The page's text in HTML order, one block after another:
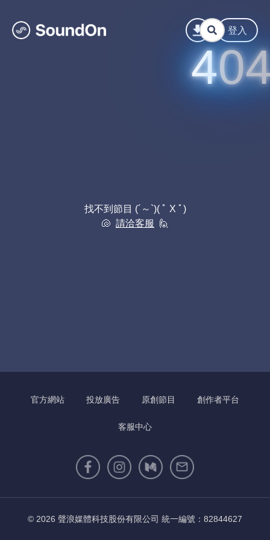
登入
找不到節目 (´～`)( ﾟ Χ ﾟ)
🐚 請洽客服 🙋
官方網站 投放廣告 原創節目 創作者平台
客服中心
© 2026 聲浪媒體科技股份有限公司 統一編號：82844627